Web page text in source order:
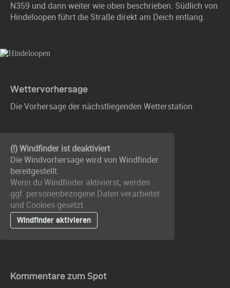
N359 und dann weiter wie oben beschrieben. Südlich von
Hindeloopen führt die Straße direkt am Deich entlang.
Wettervorhersage
Die Vorhersage der nächstliegenden Wetterstation
(!) Windfinder ist deaktiviert
Die Windvorhersage wird von Windfinder
bereitgestellt.
Wenn du Windfinder aktivierst, werden
ggf. personenbezogene Daten verarbeitet
und Cookies gesetzt.
Windfinder aktivieren
Kommentare zum Spot